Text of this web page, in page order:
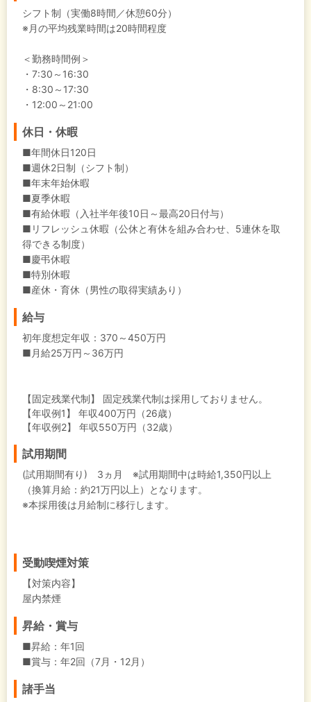
シフト制（実働8時間／休憩60分）
※月の平均残業時間は20時間程度
＜勤務時間例＞
・7:30～16:30
・8:30～17:30
・12:00～21:00
休日・休暇
■年間休日120日
■週休2日制（シフト制）
■年末年始休暇
■夏季休暇
■有給休暇（入社半年後10日～最高20日付与）
■リフレッシュ休暇（公休と有休を組み合わせ、5連休を取
得できる制度）
■慶弔休暇
■特別休暇
■産休・育休（男性の取得実績あり）
給与
初年度想定年収： 370～450万円
■月給25万円～36万円
【固定残業代制】
固定残業代制は採用しておりません。
【年収例1】
年収400万円（26歳）
【年収例2】
年収550万円（32歳）
試用期間
(試用期間有り) 3ヵ月 ※試用期間中は時給1,350円以上
（換算月給：約21万円以上）となります。
※本採用後は月給制に移行します。
受動喫煙対策
【対策内容】
屋内禁煙
昇給・賞与
■昇給：年1回
■賞与：年2回（7月・12月）
諸手当